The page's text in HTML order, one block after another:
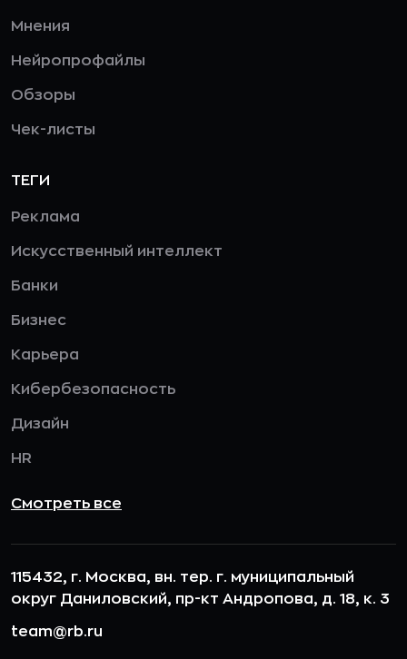
Мнения
Нейропрофайлы
Обзоры
Чек-листы
ТЕГИ
Реклама
Искусственный интеллект
Банки
Бизнес
Карьера
Кибербезопасность
Дизайн
HR
Смотреть все
115432, г. Москва, вн. тер. г. муниципальный
округ Даниловский, пр-кт Андропова, д. 18, к. 3
team@rb.ru